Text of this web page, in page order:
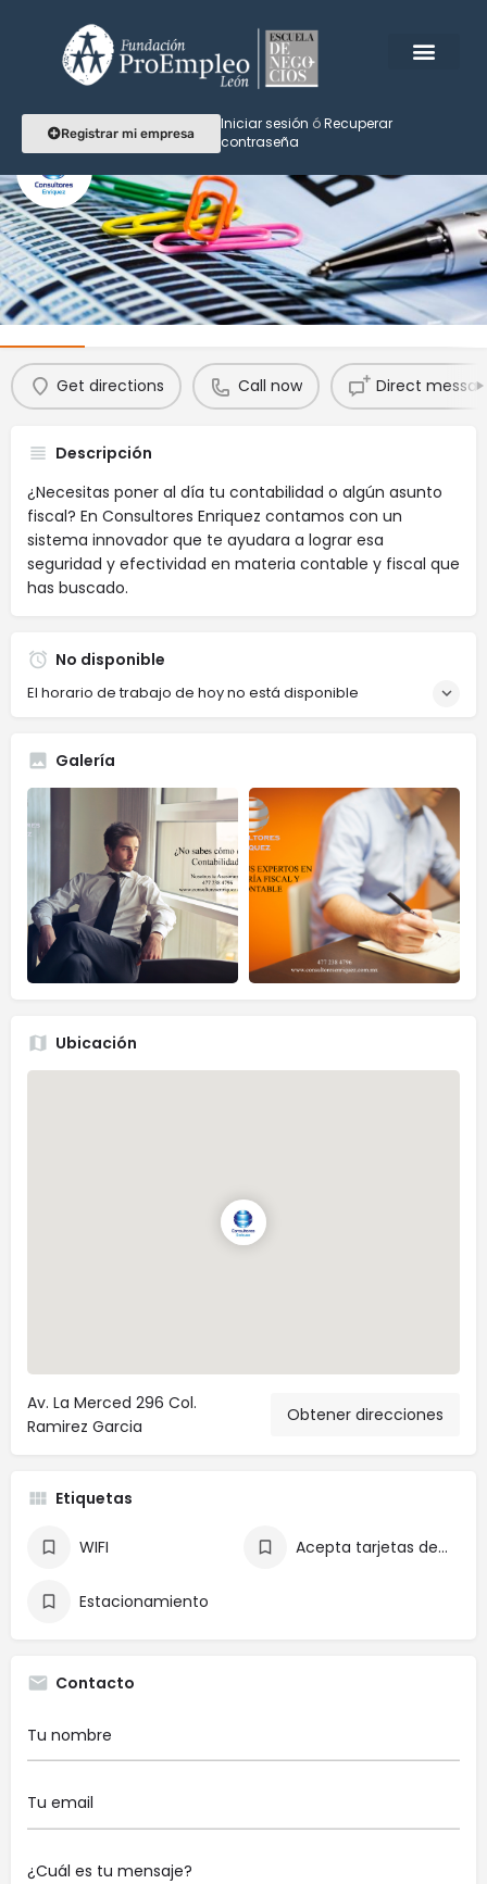
Registrar mi empresa
Iniciar sesión óRecuperar
contraseña
Consultores Enriquez
Que los impuestos no te quiten el sueño.
Perfil Reseñas 0 Eventos 0 Agendar
Get directions Call now Direct
Descripción
¿Necesitas poner al día tu contabilidad o algún asunto
fiscal? En Consultores Enriquez contamos con un
sistema innovador que te ayudara a lograr esa
seguridad y efectividad en materia contable y fiscal que
has buscado.
No disponible
El horario de trabajo de hoy no está disponible
Galería
Ubicación
Av. La Merced 296 Col.
Ramirez Garcia
Obtener direcciones
Etiquetas
WIFI Acepta tarjetas de crédito
Estacionamiento
Contacto